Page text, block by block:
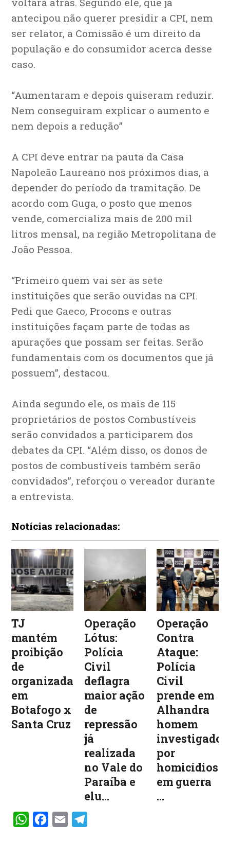
antecipou não querer presidir a CPI, nem
ser relator, a Comissão é um direito da
população e do consumidor acerca desse
caso.
“Aumentaram e depois quiseram reduzir.
Nem conseguiram explicar o aumento e
nem depois a redução”
A CPI deve entrar na pauta da Casa
Napoleão Laureano nos próximos dias, a
depender do período da tramitação. De
acordo com Guga, o posto que menos
vende, comercializa mais de 200 mil
litros mensal, na região Metropolitana de
João Pessoa.
“Primeiro quem vai ser as sete
instituições que serão ouvidas na CPI.
Pedi que Gaeco, Procons e outras
instituições façam parte de todas as
apurações que possam ser feitas. Serão
fundamentais com os documentos que já
possuem”, destacou.
Ainda segundo ele, os mais de 115
proprietários de postos Combustíveis
serão convidados a participarem dos
debates da CPI. “Além disso, os donos de
postos de combustíveis também serão
convidados”, reforçou o vereador durante
a entrevista.
Notícias relacionadas:
TJ
mantém
proibição
de
organizadas
em
Botafogo x
Santa Cruz
Operação
Lótus:
Polícia
Civil
deflagra
maior ação
de
repressão
já
realizada
no Vale do
Paraíba e
elu...
Operação
Contra
Ataque:
Polícia
Civil
prende em
Alhandra
homem
investigado
por
homicídios
em guerra
...
WhatsAppFacebook
Email